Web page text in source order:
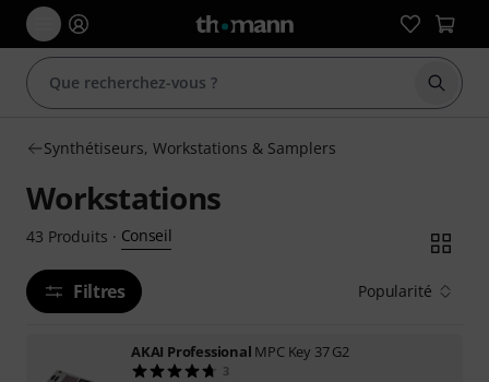
Synthétiseurs, Workstations & Samplers
Workstations
43 Produits · Conseil
Filtres Popularité
AKAI Professional MPC Key 37 G2
3